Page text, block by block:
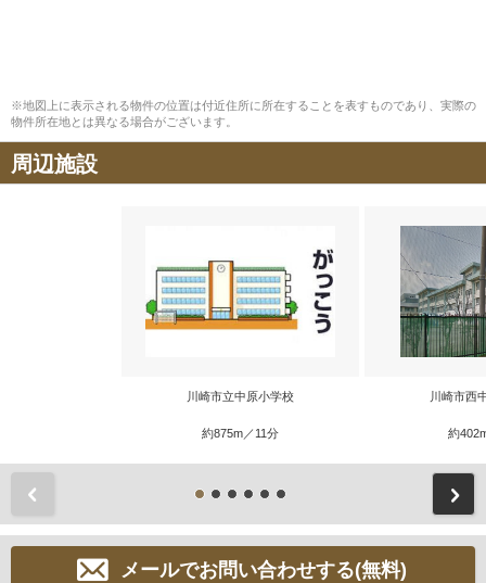
※地図上に表示される物件の位置は付近住所に所在することを表すものであり、実際の
物件所在地とは異なる場合がございます。
周辺施設
川崎市立中原小学校
約875m／11分
川崎市西
約
メールでお問い合わせする(無料)